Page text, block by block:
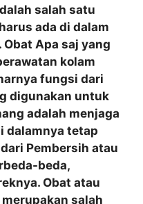
salah satu
ada di dalam
Apa saj yang
kolam
fungsi dari
digunakan untuk
adalah menjaga
dalamnya tetap
Pembersih atau
beda,
Obat atau
salah